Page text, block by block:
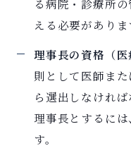
る病院・診療所
える必要がありま
理事長の資格（医
則として医師ま
ら選出しなけれ
理事長とするに
す。